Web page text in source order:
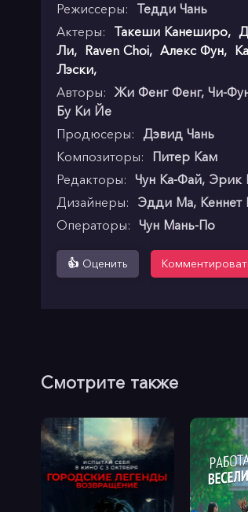
Режиссеры:
Тедди Чань
Актеры:
Такеши Канеширо,
Ли, Raven Choi, Алекс Фун,
Лэски,
Авторы: Жи Фенг Фенг, Чи-
Бу Ки Йе
Продюсеры: Дэвид Чань
Композиторы:
Питер Кам
Редакторы: Чун Ка-Фай, Эрик
Дизайнеры:
Эдди Ма, Кеннет
Операторы: Чун Мань-По
👍 Оценить
Смотрите также